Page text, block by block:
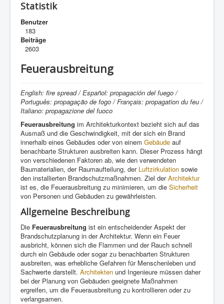
Statistik
Benutzer
183
Beiträge
2603
Feuerausbreitung
English: fire spread / Español: propagación del fuego /
Português: propagação de fogo / Français: propagation du feu /
Italiano: propagazione del fuoco
Feuerausbreitung im Architekturkontext bezieht sich auf das
Ausmaß und die Geschwindigkeit, mit der sich ein Brand
innerhalb eines Gebäudes oder von einem Gebäude auf
benachbarte Strukturen ausbreiten kann. Dieser Prozess hängt
von verschiedenen Faktoren ab, wie den verwendeten
Baumaterialien, der Raumaufteilung, der Luftzirkulation sowie
den installierten Brandschutzmaßnahmen. Ziel derArchitektur
ist es, die Feuerausbreitung zu minimieren, um die Sicherheit
von Personen und Gebäuden zu gewährleisten.
Allgemeine Beschreibung
Die Feuerausbreitung ist ein entscheidender Aspekt der
Brandschutzplanung in der Architektur. Wenn ein Feuer
ausbricht, können sich die Flammen und der Rauch schnell
durch ein Gebäude oder sogar zu benachbarten Strukturen
ausbreiten, was erhebliche Gefahren für Menschenleben und
Sachwerte darstellt. Architekten und Ingenieure müssen daher
bei der Planung von Gebäuden geeignete Maßnahmen
ergreifen, um die Feuerausbreitung zu kontrollieren oder zu
verlangsamen.